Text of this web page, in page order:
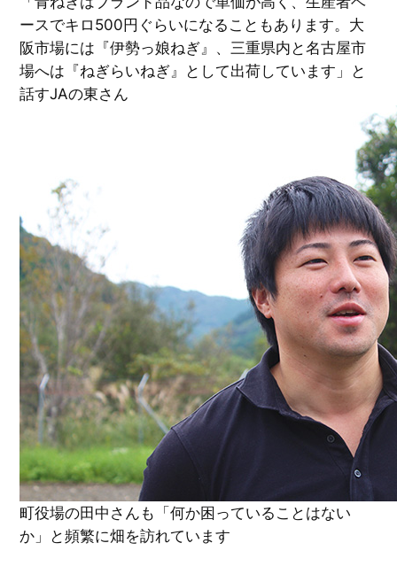
ースでキロ500円ぐらいになることもあります。大
阪市場には『伊勢っ娘ねぎ』、三重県内と名古屋市
場へは『ねぎらいねぎ』として出荷しています」と
話すJAの東さん
町役場の田中さんも「何か困っていることはない
か」と頻繁に畑を訪れています